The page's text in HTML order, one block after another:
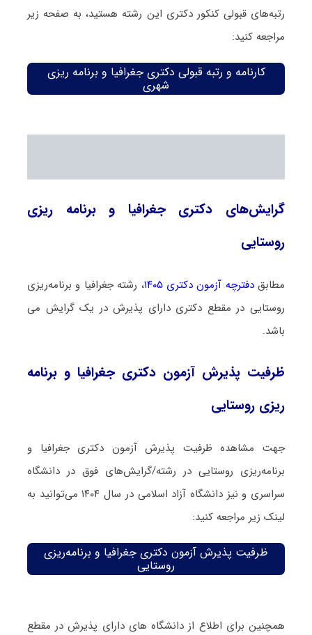
رتبه‌های قبولی کنکور دکتری این رشته هستید، به صفحه زیر
مراجعه کنید:
کارنامه و رتبه قبولی دکتری جغرافیا و برنامه ریزی
شهری
گرایش‌های دکتری جغرافیا و برنامه ریزی
روستایی
مطابقدفترچه آزمون دکتری ۱۴۰۵
، رشته جغرافیا و برنامه‌ریزی
روستایی در مقطع دکتری دارای پذیرش در یک گرایش می
باشد.
ظرفیت پذیرش آزمون دکتری جغرافیا و برنامه
ریزی روستایی
جهت مشاهده ظرفیت پذیرش آزمون دکتری جغرافیا و
برنامه‌ریزی روستایی در رشته/گرایش‌های فوق در دانشگاه
سراسری و نیز دانشگاه آزاد اسلامی در سال ۱۴۰۴ می‌توانید به
لینک زیر مراجعه کنید:
ظرفیت پذیرش آزمون دکتری جغرافیا و برنامه‌ریزی
روستایی
همچنین برای اطلاع از دانشگاه های دارای پذیرش در مقطع